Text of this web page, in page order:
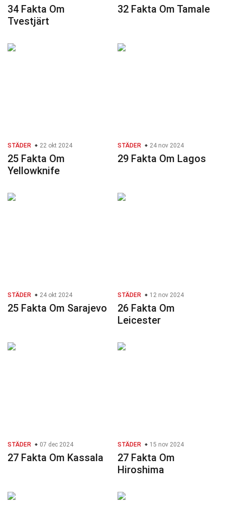
34 Fakta Om
Tvestjärt
32 Fakta Om Tamale
STÄDER 22 okt 2024
25 Fakta Om
Yellowknife
STÄDER 24 nov 2024
29 Fakta Om Lagos
STÄDER 24 okt 2024
25 Fakta Om Sarajevo
STÄDER 12 nov 2024
26 Fakta Om
Leicester
STÄDER 07 dec 2024
27 Fakta Om Kassala
STÄDER 15 nov 2024
27 Fakta Om
Hiroshima